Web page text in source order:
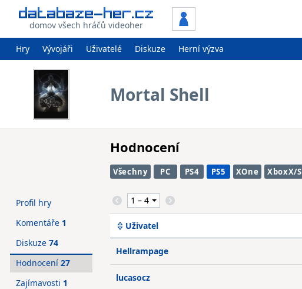
domov všech hráčů videoher
Hry Vývojáři Uživatelé Diskuze Herní výzva
Mortal Shell
Hodnocení
Všechny PC PS4 PS5 XOne XboxX/S
Uživatel
Hellrampage
lucasocz
Profil hry
Komentáře 1
Diskuze 74
Hodnocení 27
Zajímavosti 1